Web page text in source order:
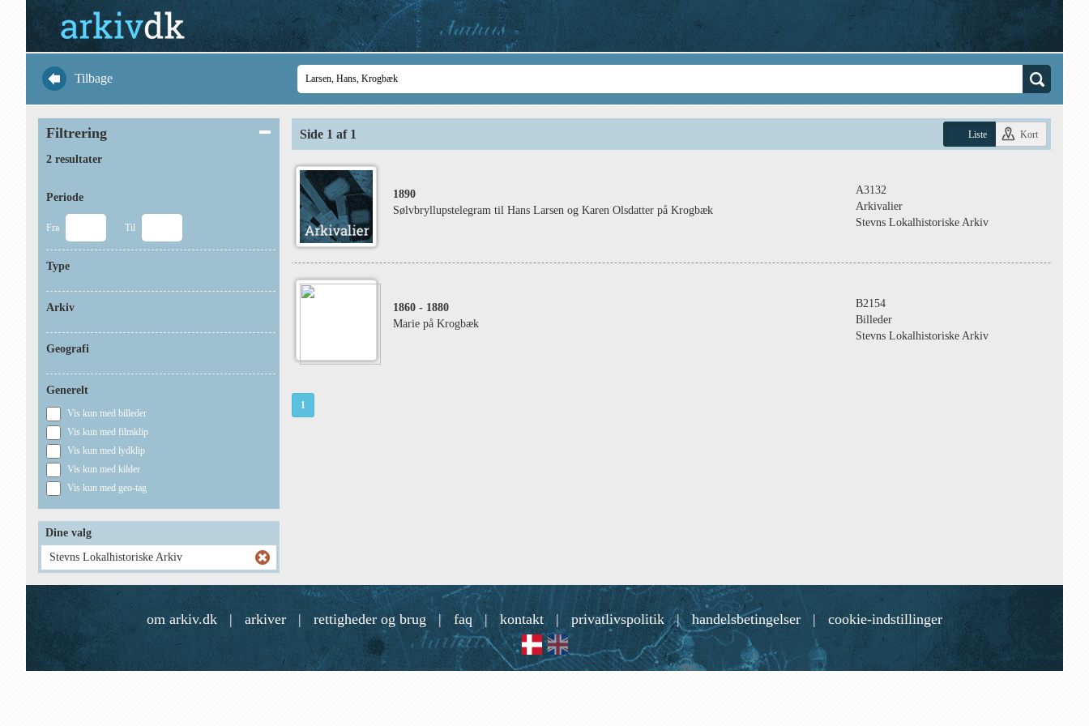
Tilbage
Filtrering
2 resultater
Periode
Fra Til
Type
Arkiv
Geografi
Generelt
Vis kun med billeder
Vis kun med filmklip
Vis kun med lydklip
Vis kun med kilder
Vis kun med geo-tag
Dine valg
Stevns Lokalhistoriske Arkiv
Side 1 af 1 Liste Kort
1890
Sølvbryllupstelegram til Hans Larsen og Karen Olsdatter på Krogbæk
A3132
Arkivalier
Stevns Lokalhistoriske Arkiv
1860 - 1880
Marie på Krogbæk
B2154
Billeder
Stevns Lokalhistoriske Arkiv
1
om arkiv.dk | arkiver | rettigheder og brug | faq | kontakt | privatlivspolitik | handelsbetingelser | cookie-indstillinger